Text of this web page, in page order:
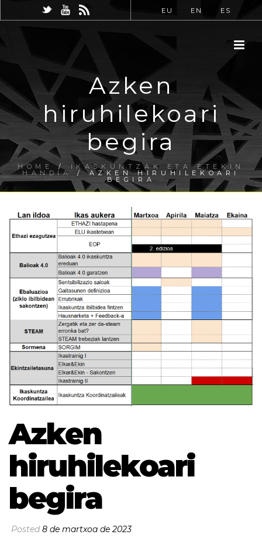
EU EN ES
Azken
hiruhilekoari
begira
HOME / IKASKUNTZAK ETA ETEKIN
HANDIA / AZKEN HIRUHILEKOARI
BEGIRA
Azken
hiruhilekoari
begira
Posted8 de martxoa de 2023